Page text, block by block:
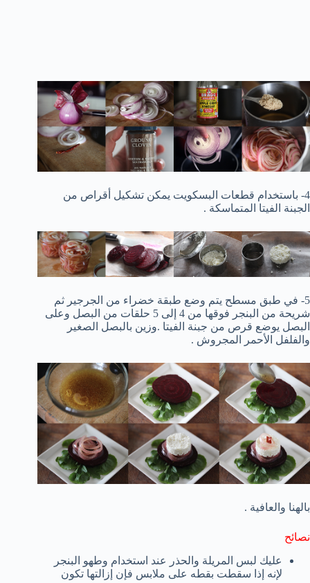
4- باستخدام قطعات البسكويت يمكن تشكيل أقراص من
الجبنة الفيتا المتماسكة .
5- في طبق مسطح يتم وضع طبقة خضراء من الجرجير ثم
شريحة من البنجر فوقها من 4 إلى 5 حلقات من البصل وعلى
البصل يوضع قرص من جبنة الفيتا .وزين بالبصل الصغير
والفلفل الأحمر المجروش .
بالهنا والعافية .
نصائح
عليك لبس المريلة والحذر عند استخدام وطهو البنجر
لإنه إذا سقطت بقطه على ملابس فإن إزالتها تكون